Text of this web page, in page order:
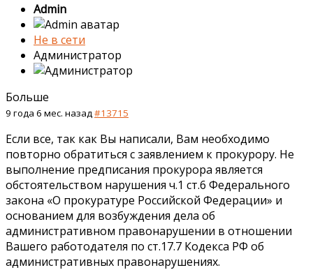
Admin
Не в сети
Администратор
Больше
9 года 6 мес. назад #13715
Если все, так как Вы написали, Вам необходимо
повторно обратиться с заявлением к прокурору. Не
выполнение предписания прокурора является
обстоятельством нарушения ч.1 ст.6 Федерального
закона «О прокуратуре Российской Федерации» и
основанием для возбуждения дела об
административном правонарушении в отношении
Вашего работодателя по ст.17.7 Кодекса РФ об
административных правонарушениях.